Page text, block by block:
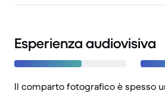
Esperienza audiovisiva
Il comparto fotografico è spesso